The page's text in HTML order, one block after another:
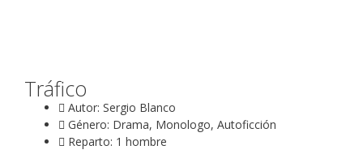
Tráfico
Autor: Sergio Blanco
Género: Drama, Monologo, Autoficción
Reparto: 1 hombre